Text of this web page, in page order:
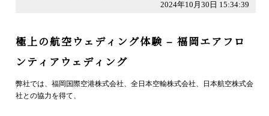
2024年10月30日 15:34:39
極上の航空ウェディング体験 – 福岡エアフロ
ンティアウェディング
弊社では、福岡国際空港株式会社、全日本空輸株式会社、日本航空株式会
社との協力を得て、